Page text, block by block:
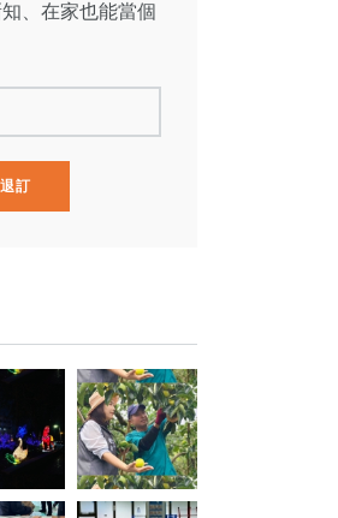
、在家也能當個
退訂